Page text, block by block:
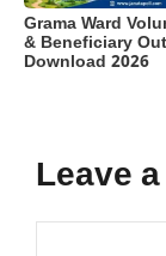
Grama Ward
& Beneficiary
Download 2026
Leave
Comment